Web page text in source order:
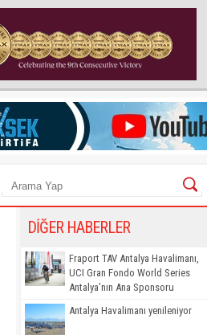
DİĞER HABERLER
Fraport TAV Antalya Havalimanı,
UCI Gran Fondo World Series
Antalya’nın Ana Sponsoru
Antalya Havalimanı yenileniyor